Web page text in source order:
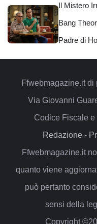
Il Mistero
Bang
Padre di
Ffwebmagazine.it
Via Giovanni
Codice Fiscale e
Redazione-
Ffwebmagazine.it
quanto viene
può pertanto
sensi della
Copyright